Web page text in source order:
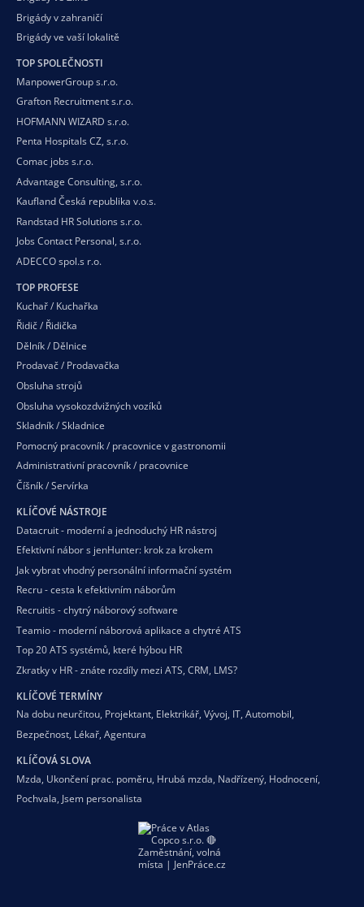
Brigády v zahraničí
Brigády ve vaší lokalitě
TOP SPOLEČNOSTI
ManpowerGroup s.r.o.
Grafton Recruitment s.r.o.
HOFMANN WIZARD s.r.o.
Penta Hospitals CZ, s.r.o.
Comac jobs s.r.o.
Advantage Consulting, s.r.o.
Kaufland Česká republika v.o.s.
Randstad HR Solutions s.r.o.
Jobs Contact Personal, s.r.o.
ADECCO spol.s r.o.
TOP PROFESE
Kuchař / Kuchařka
Řidič / Řidička
Dělník / Dělnice
Prodavač / Prodavačka
Obsluha strojů
Obsluha vysokozdvižných vozíků
Skladník / Skladnice
Pomocný pracovník / pracovnice v gastronomii
Administrativní pracovník / pracovnice
Číšník / Servírka
KLÍČOVÉ NÁSTROJE
Datacruit - moderní a jednoduchý HR nástroj
Efektivní nábor s jenHunter: krok za krokem
Jak vybrat vhodný personální informační systém
Recru - cesta k efektivním náborům
Recruitis - chytrý náborový software
Teamio - moderní náborová aplikace a chytré ATS
Top 20 ATS systémů, které hýbou HR
Zkratky v HR - znáte rozdíly mezi ATS, CRM, LMS?
KLÍČOVÉ TERMÍNY
Na dobu neurčitou, Projektant, Elektrikář, Vývoj, IT, Automobil,
Bezpečnost, Lékař, Agentura
KLÍČOVÁ SLOVA
Mzda, Ukončení prac. poměru, Hrubá mzda, Nadřízený, Hodnocení,
Pochvala, Jsem personalista